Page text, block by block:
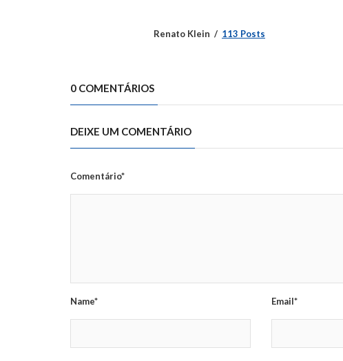
Renato Klein 113 Posts
0 COMENTÁRIOS
DEIXE UM COMENTÁRIO
Comentário*
Name* Email*